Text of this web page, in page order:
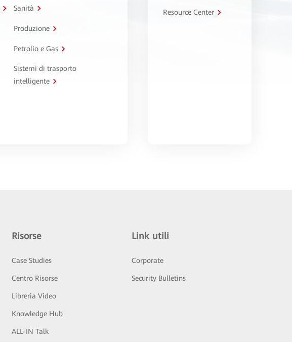
Sanità
Produzione
Petrolio e Gas
Sistemi di trasporto
intelligente
Resource Center
Risorse
Case Studies
Centro Risorse
Libreria Video
Knowledge Hub
ALL-IN Talk
Link utili
Corporate
Security Bulletins